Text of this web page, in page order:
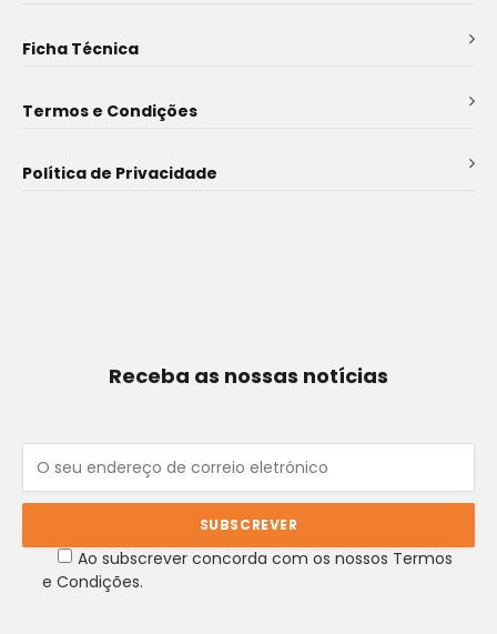
Ficha Técnica
Termos e Condições
Política de Privacidade
Receba as nossas notícias
Ao subscrever concorda com os nossos Termos
e Condições.